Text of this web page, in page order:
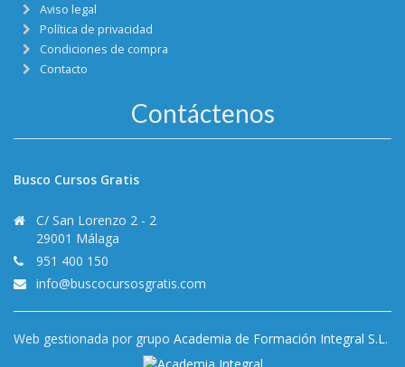
Aviso legal
Política de privacidad
Condiciones de compra
Contacto
Contáctenos
Busco Cursos Gratis
C/ San Lorenzo 2 - 2
29001 Málaga
951 400 150
info@buscocursosgratis.com
Web gestionada por grupo Academia de Formación Integral S.L.